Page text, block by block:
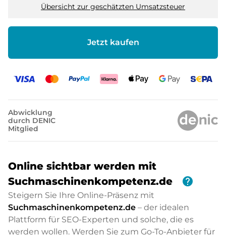
Übersicht zur geschätzten Umsatzsteuer
Jetzt kaufen
Abwicklung
durch DENIC
Mitglied
Online sichtbar werden mit
Suchmaschinenkompetenz.de
help
Steigern Sie Ihre Online-Präsenz mit
Suchmaschinenkompetenz.de – der idealen
Plattform für SEO-Experten und solche, die es
werden wollen. Werden Sie zum Go-To-Anbieter für